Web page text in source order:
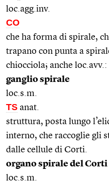
loc.agg.inv.
CO
che ha forma di spirale,
trapano con punta a
chiocciola; anche
ganglio spirale
loc.s.m.
TS anat.
struttura, posta lungo
interno, che raccoglie gli
dalle cellule di Corti.
organo spirale del Corti
loc.s.m.